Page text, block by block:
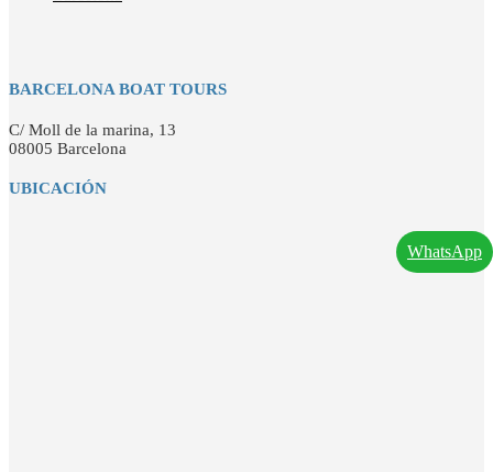
BARCELONA BOAT TOURS
C/ Moll de la marina, 13
08005 Barcelona
UBICACIÓN
WhatsApp